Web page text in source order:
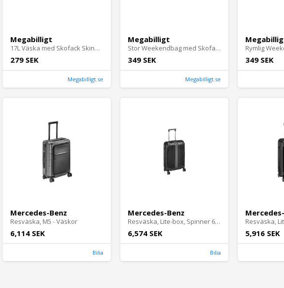
Megabilligt
17L Väska med Skofack Skinn - Weekendbag Träningsväska - Svart
279 SEK
Megabilligt.se
Megabilligt
Stor Weekendbag med Skofack Träningsväska Oxford Svart
349 SEK
Megabilligt.se
349 SEK
Mercedes-Benz
Resväska, M5 - Väskor
6,114 SEK
Bilia
Mercedes-Benz
Resväska, Lite-box, Spinner 69 - Väskor
6,574 SEK
Bilia
5,916 SEK